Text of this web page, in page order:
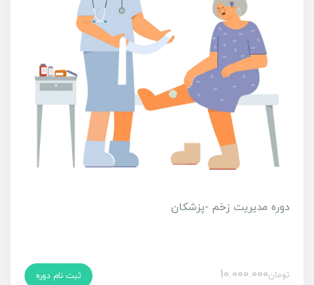
دوره مدیریت زخم -پزشکان
ثبت نام دوره تومان10.000.000